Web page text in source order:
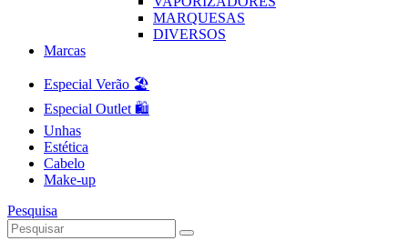
MARQUESAS
DIVERSOS
Marcas
Especial Verão 🏖️
Especial Outlet 🛍️
Unhas
Estética
Cabelo
Make-up
Pesquisa